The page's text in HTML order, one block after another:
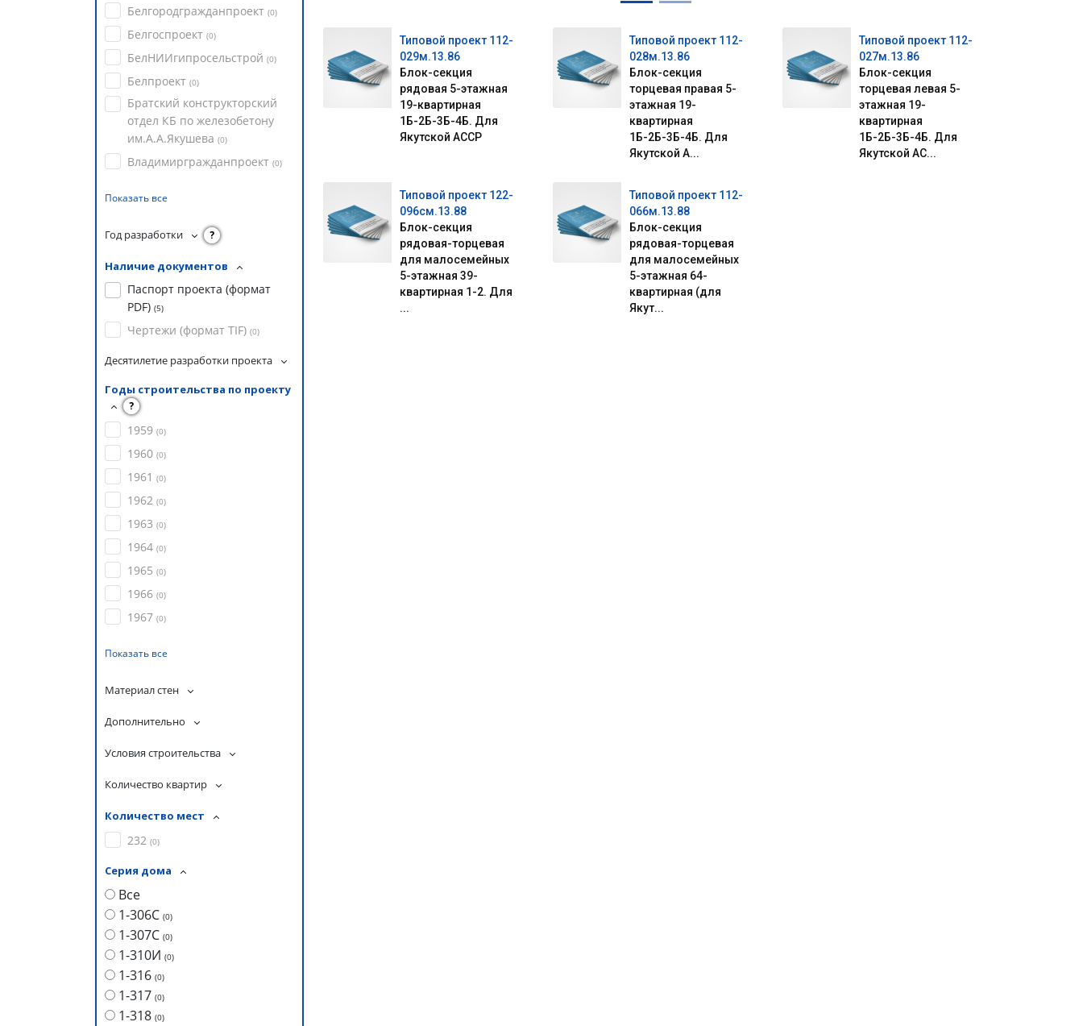
Белгородгражданпроект (0)
Белгоспроект (0)
БелНИИгипросельстрой (0)
Белпроект (0)
Братский конструкторский
отдел КБ по железобетону
им.А.А.Якушева (0)
Владимиргражданпроект (0)
Показать все
Год разработки ?
Наличие документов
Паспорт проекта (формат
PDF) (5)
Чертежи (формат TIF) (0)
Десятилетие разработки проекта
Годы строительства по проекту
?
1959 (0)
1960 (0)
1961 (0)
1962 (0)
1963 (0)
1964 (0)
1965 (0)
1966 (0)
1967 (0)
Показать все
Материал стен
Дополнительно
Условия строительства
Количество квартир
Количество мест
232 (0)
Серия дома
Все
1-306С (0)
1-307С (0)
1-310И (0)
1-316 (0)
1-317 (0)
1-318 (0)
Типовой проект 112-
029м.13.86
Блок-секция
рядовая 5-этажная
19-квартирная
1Б-2Б-3Б-4Б. Для
Якутской АССР
Типовой проект 112-
028м.13.86
Блок-секция
торцевая правая 5-
этажная 19-
квартирная
1Б-2Б-3Б-4Б. Для
Якутской А...
Типовой проект 112-
027м.13.86
Блок-секция
торцевая левая 5-
этажная 19-
квартирная
1Б-2Б-3Б-4Б. Для
Якутской АС...
Типовой проект 122-
096см.13.88
Блок-секция
рядовая-торцевая
для малосемейных
5-этажная 39-
квартирная 1-2. Для
...
Типовой проект 112-
066м.13.88
Блок-секция
рядовая-торцевая
для малосемейных
5-этажная 64-
квартирная (для
Якут...